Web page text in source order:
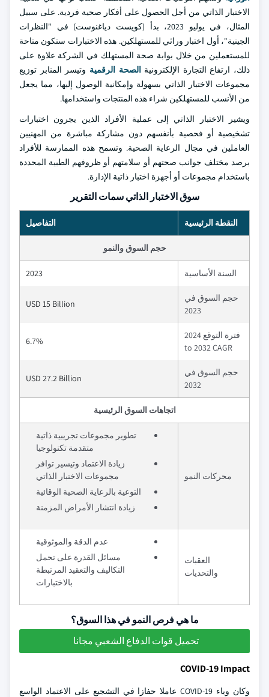
الاختبار الذاتي من أجل الحصول على أفكار صحية فردية. على سبيل
المثال، في يوليو 2023، بدأ (كويست دياغنوست) في "النظرات
الجينية"، أول اختبار وراثي للمستهلكين. هذه الاختبارات ستكون متاحة
للمستعملين من خلال بوابة صحة المستهلك في الشركة علاوة على
ذلك، ارتفاع التجارة الإلكترونيةالصحة الرقمية وتيسر المنابر توزيع
مجموعات الاختبار الذاتي بسهولة وإمكانية الوصول إليها، مما يجعل
من الأنسب للمستهلكين شراء هذه المنتجات واستخدامها.
ويشير الاختبار الذاتي إلى عملية الأفراد الذين يجرون اختبارات
تشخيصية أو فحصية بأنفسهم دون مشاركة مباشرة من المهنيين
العاملين في مجال الرعاية الصحية. وتسمح هذه الممارسة للأفراد
برصد مختلف جوانب صحتهم أو سلامتهم أو ظروفهم الطبية المحددة
باستخدام مجموعات أو أجهزة اختبار ذاتية الإدارة.
سوق الاختبار الذاتي سمات التقرير
النقطة الرئيسية التفاصيل
حجم السوق والنمو
السنة الأساسية 2023
حجم السوق في
2023
USD 15 Billion
فترة التوقع 2024
to 2032 CAGR
6.7%
حجم السوق في
2032
USD 27.2 Billion
اتجاهات السوق الرئيسية
محركات النمو
تطوير مجموعات تجريبية ذاتية
متقدمة تكنولوجيا
زيادة الاعتماد وتيسير توافر
مجموعات الاختبار الذاتي
التوعية بالرعاية الصحية الوقائية
زيادة انتشار الأمراض المزمنة
العقبات
والتحديات
عدم الدقة والموثوقية
مسائل القدرة على تحمل
التكاليف والتعقيد المرتبطة
بالاختبارات
ما هي فرص النمو في هذا السوق؟
تحميل قوات الدفاع الشعبي مجانا
COVID-19 Impact
وكان وباء COVID-19 عاملا حفازا في التشجيع على الاعتماد الواسع